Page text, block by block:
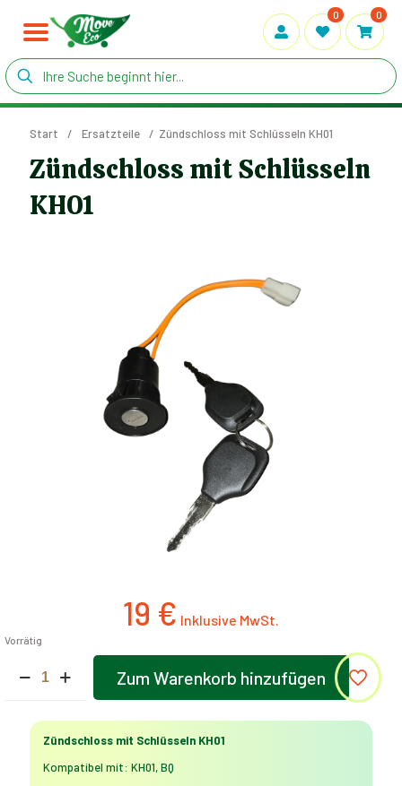
0 0
Start / Ersatzteile / Zündschloss mit Schlüsseln KH01
Zündschloss mit Schlüsseln
KH01
19 €
Vorrätig
mit
Menge
Zum Warenkorb hinzufügen
Alternative:
Zündschloss mit Schlüsseln KH01
Kompatibel mit: KH01, BQ